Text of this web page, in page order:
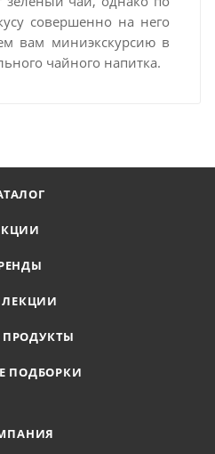
совершенно на него
вам миниэкскурсию в
чайного напитка.
ПОДБОРКИ